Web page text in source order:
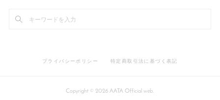
プライバシーポリシー 特定商取引法に基づく表記
Copyright © 2026 AATA Official web.